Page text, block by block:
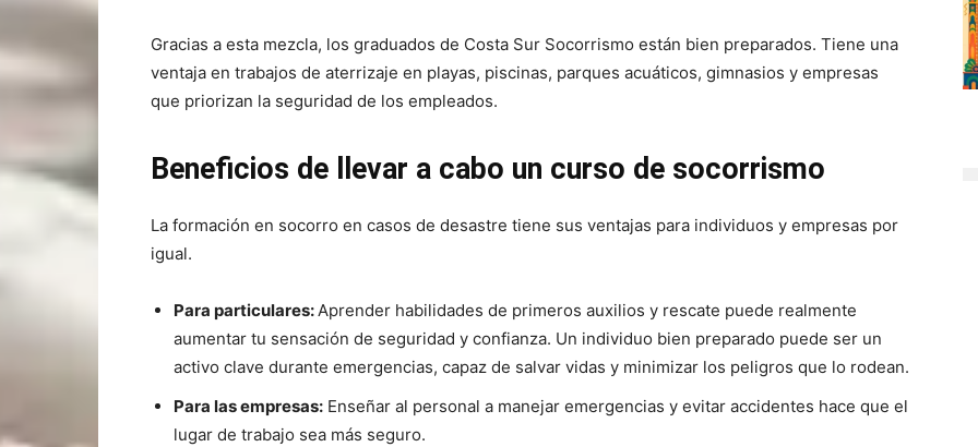
Gracias a esta mezcla, los graduados de Costa Sur Socorrismo están bien preparados. Tiene una
ventaja en trabajos de aterrizaje en playas, piscinas, parques acuáticos, gimnasios y empresas
que priorizan la seguridad de los empleados.
Beneficios de llevar a cabo un curso de socorrismo
La formación en socorro en casos de desastre tiene sus ventajas para individuos y empresas por
igual.
Para particulares:Aprender habilidades de primeros auxilios y rescate puede realmente
aumentar tu sensación de seguridad y confianza. Un individuo bien preparado puede ser un
activo clave durante emergencias, capaz de salvar vidas y minimizar los peligros que lo rodean.
Para las empresas: Enseñar al personal a manejar emergencias y evitar accidentes hace que el
lugar de trabajo sea más seguro.